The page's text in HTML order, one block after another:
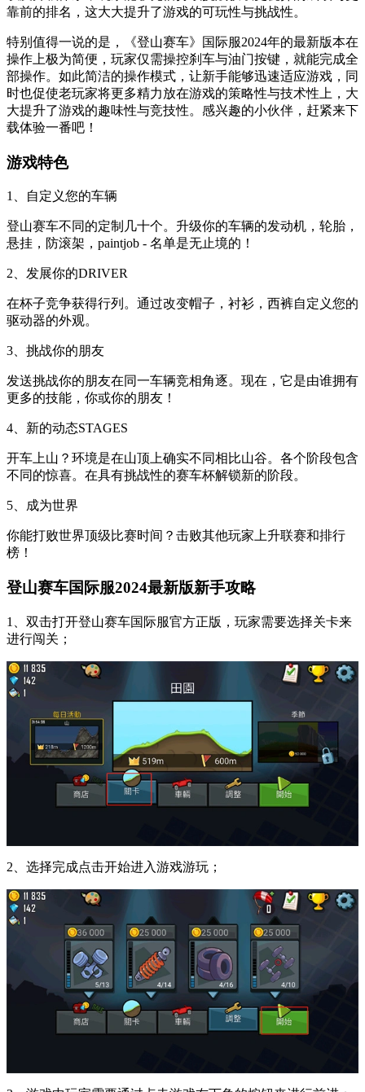
靠前的排名，这大大提升了游戏的可玩性与挑战性。
特别值得一说的是，《登山赛车》国际服2024年的最新版本在
操作上极为简便，玩家仅需操控刹车与油门按键，就能完成全
部操作。如此简洁的操作模式，让新手能够迅速适应游戏，同
时也促使老玩家将更多精力放在游戏的策略性与技术性上，大
大提升了游戏的趣味性与竞技性。感兴趣的小伙伴，赶紧来下
载体验一番吧！
游戏特色
1、自定义您的车辆
登山赛车不同的定制几十个。升级你的车辆的发动机，轮胎，
悬挂，防滚架，paintjob - 名单是无止境的！
2、发展你的DRIVER
在杯子竞争获得行列。通过改变帽子，衬衫，西裤自定义您的
驱动器的外观。
3、挑战你的朋友
发送挑战你的朋友在同一车辆竞相角逐。现在，它是由谁拥有
更多的技能，你或你的朋友！
4、新的动态STAGES
开车上山？环境是在山顶上确实不同相比山谷。各个阶段包含
不同的惊喜。在具有挑战性的赛车杯解锁新的阶段。
5、成为世界
你能打败世界顶级比赛时间？击败其他玩家上升联赛和排行
榜！
登山赛车国际服2024最新版新手攻略
1、双击打开登山赛车国际服官方正版，玩家需要选择关卡来
进行闯关；
2、选择完成点击开始进入游戏游玩；